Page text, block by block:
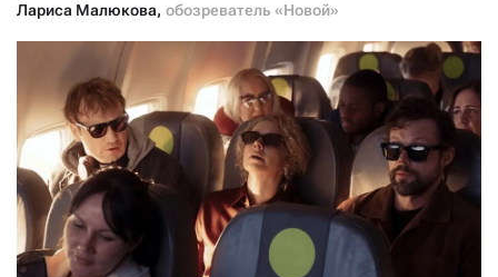
Лариса Малюкова, обозреватель «Новой»
я принимаю условия и подтверждаю свое гражданство РФ
СТАТЬ СОУЧАСТНИКОМ
ПОДЕЛИТЬСЯ С ДРУЗЬЯМИ
Если у вас есть вопросы, пишите donate@novayagazeta.ruили
звоните:
+7 (929) 612-03-68